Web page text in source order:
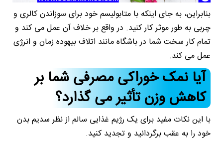
بنابراین، به جای اینکه با متابولیسم خود برای سوزاندن کالری و
چربی به طور موثر کار کنید. در واقع بر خلاف آن عمل می کند و
تمام کار سخت شما در باشگاه مانند اتلاف بیهوده زمان و انرژی
عمل می کند.
آیا نمک خوراکی مصرفی شما بر
کاهش وزن تأثیر می گذارد؟
با این نکات مفید برای یک رژیم غذایی سالم از نظر سدیم بدن
خود را به عقب برگردانید و تجدید کنید.